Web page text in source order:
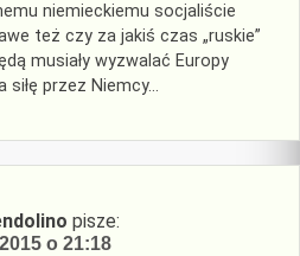
niemieckiemu socjaliście
też czy za jakiś czas „ruskie”
musiały wyzwalać Europy
siłę przez Niemcy…
pisze:
o 21:18